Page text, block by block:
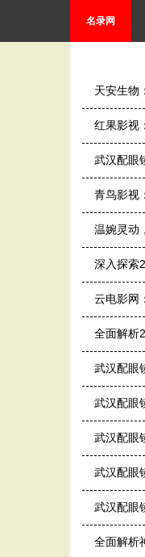
名录网
天安生物
红果影视
武汉配眼
青鸟影视
温婉灵动
深入探索
云电影网
全面解析
武汉配眼
武汉配眼
武汉配眼
武汉配眼
武汉配眼
全面解析